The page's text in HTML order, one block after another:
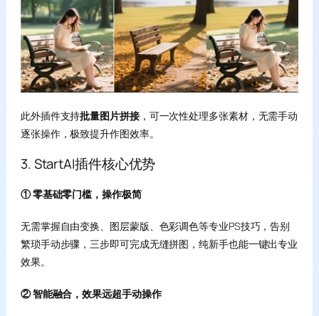
此外插件支持批量图片拼接，可一次性处理多张素材，无需手动
逐张操作，极致提升作图效率。
3. StartAI插件核心优势
① 零基础零门槛，操作极简
无需掌握自由变换、图层蒙版、色彩调色等专业PS技巧，告别
繁琐手动步骤，三步即可完成无缝拼图，纯新手也能一键出专业
效果。
② 智能融合，效果远超手动操作